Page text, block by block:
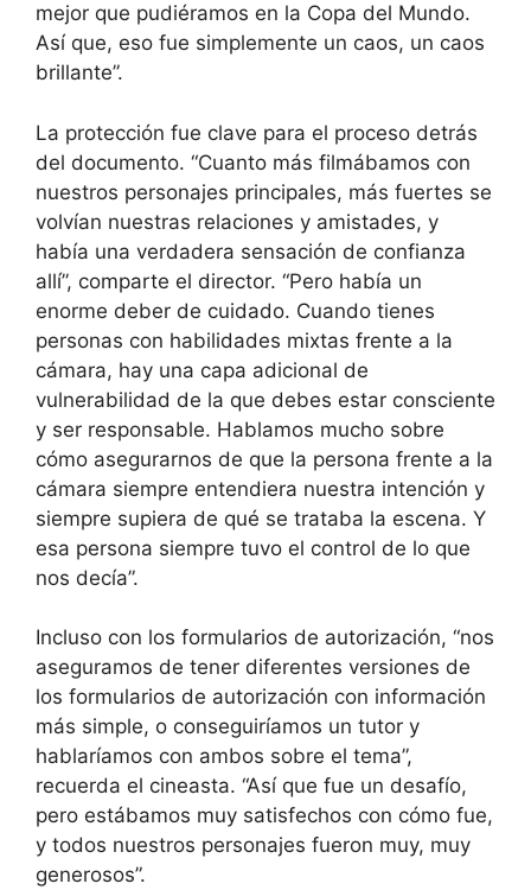
mejor que pudiéramos en la Copa del Mundo.
Así que, eso fue simplemente un caos, un caos
brillante”.
La protección fue clave para el proceso detrás
del documento. “Cuanto más filmábamos con
nuestros personajes principales, más fuertes se
volvían nuestras relaciones y amistades, y
había una verdadera sensación de confianza
allí”, comparte el director. “Pero había un
enorme deber de cuidado. Cuando tienes
personas con habilidades mixtas frente a la
cámara, hay una capa adicional de
vulnerabilidad de la que debes estar consciente
y ser responsable. Hablamos mucho sobre
cómo asegurarnos de que la persona frente a la
cámara siempre entendiera nuestra intención y
siempre supiera de qué se trataba la escena. Y
esa persona siempre tuvo el control de lo que
nos decía”.
Incluso con los formularios de autorización, “nos
aseguramos de tener diferentes versiones de
los formularios de autorización con información
más simple, o conseguiríamos un tutor y
hablaríamos con ambos sobre el tema”,
recuerda el cineasta. “Así que fue un desafío,
pero estábamos muy satisfechos con cómo fue,
y todos nuestros personajes fueron muy, muy
generosos”.